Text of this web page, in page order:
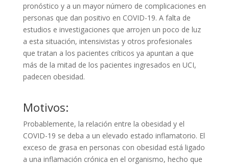
pronóstico y a un mayor número de complicaciones en
personas que dan positivo en COVID-19. A falta de
estudios e investigaciones que arrojen un poco de luz
a esta situación, intensivistas y otros profesionales
que tratan a los pacientes críticos ya apuntan a que
más de la mitad de los pacientes ingresados en UCI,
padecen obesidad.
Motivos:
Probablemente, la relación entre la obesidad y el
COVID-19 se deba a un elevado estado inflamatorio. El
exceso de grasa en personas con obesidad está ligado
a una inflamación crónica en el organismo, hecho que